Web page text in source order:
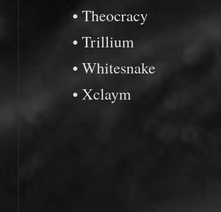
• Theocracy
• Trillium
• Whitesnake
• Xclaym